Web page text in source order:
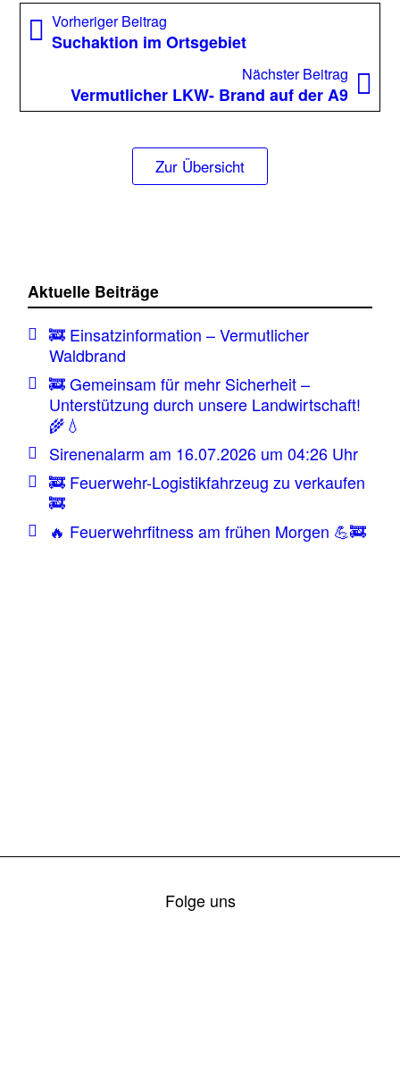
Beitragsnavigation
Vorheriger Beitrag
Beitrag:
Suchaktion im Ortsgebiet
Nächster Beitrag
Vermutlicher LKW- Brand auf der A9
Zur Übersicht
Aktuelle Beiträge
🚒 Einsatzinformation – Vermutlicher
Waldbrand
🚒 Gemeinsam für mehr Sicherheit –
Unterstützung durch unsere Landwirtschaft!
🌾💧
Sirenenalarm am 16.07.2026 um 04:26 Uhr
🚒 Feuerwehr-Logistikfahrzeug zu verkaufen
🚒
🔥 Feuerwehrfitness am frühen Morgen 💪🚒
Folge uns